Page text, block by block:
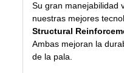
Su gran manejabilidad
nuestras mejores
Structural
Ambas mejoran la
de la pala.